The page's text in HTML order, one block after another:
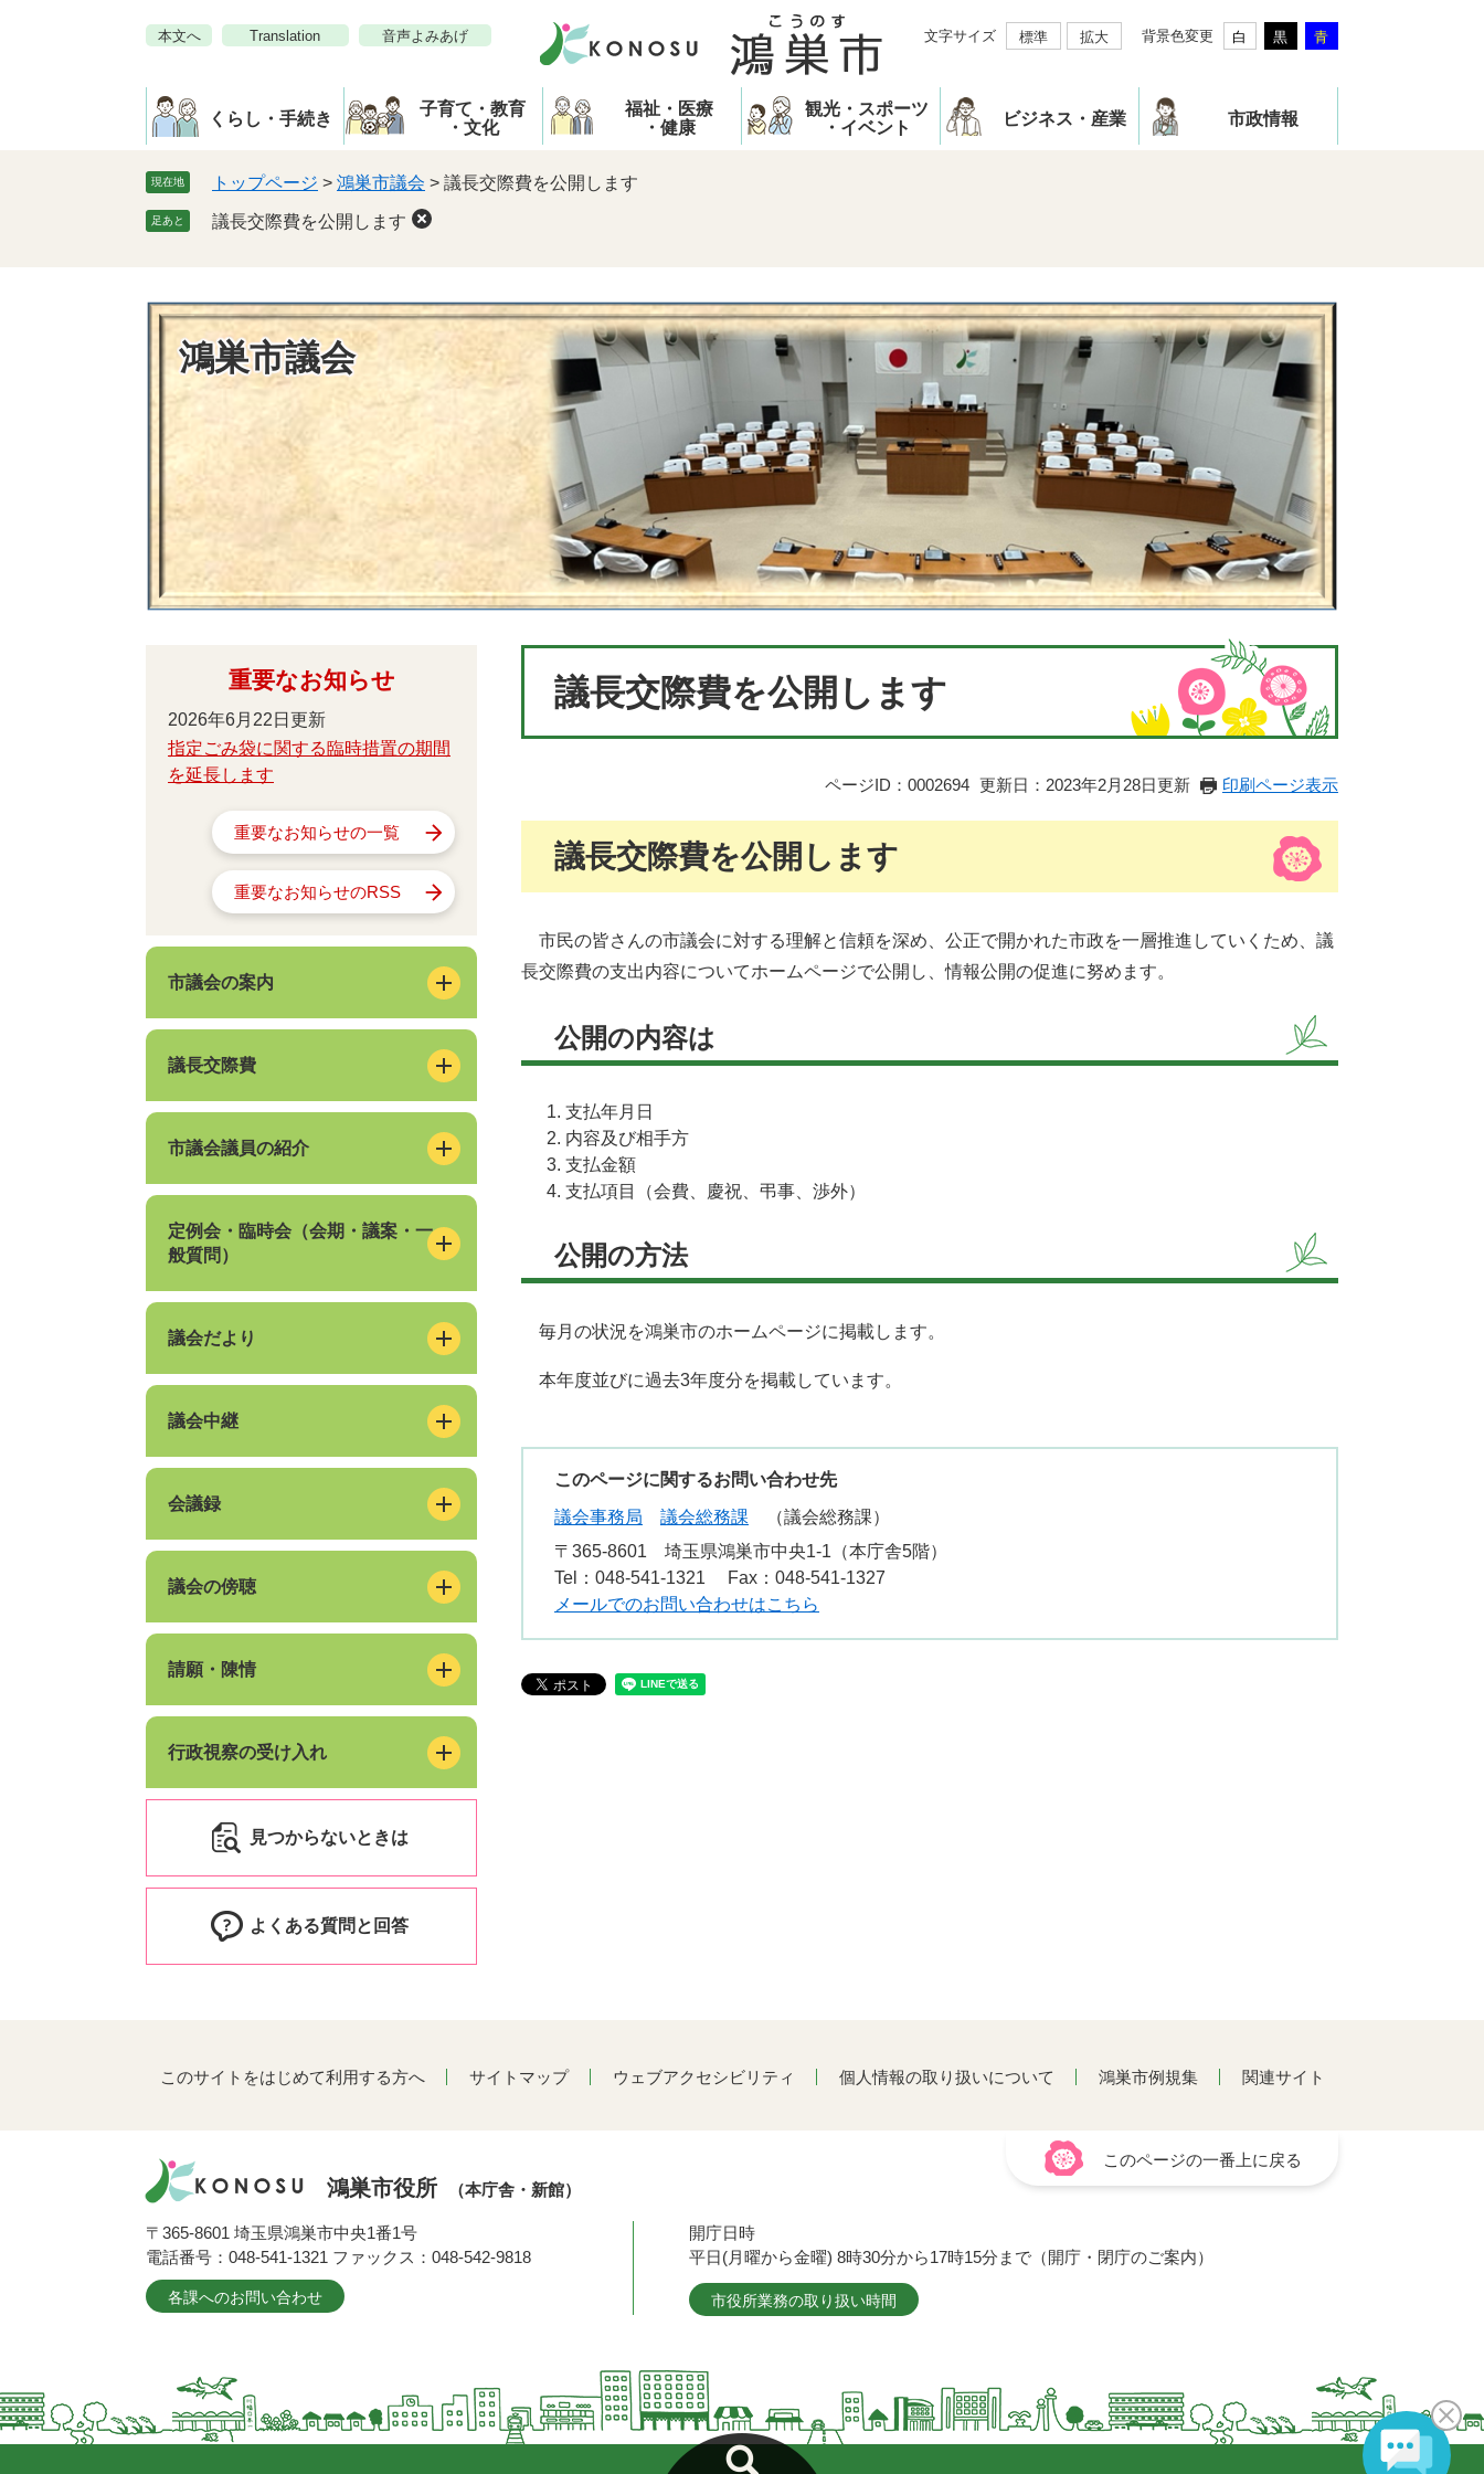
本文へ Translation 音声よみあげ 文字サイズ 標準 拡大 背景色変更 白 黒 青
くらし・手続き
子育て・教育
・文化
福祉・医療
・健康
観光・スポーツ
・イベント
ビジネス・産業 市政情報
現在地 トップページ > 鴻巣市議会 > 議長交際費を公開します
足あと 議長交際費を公開します
鴻巣市議会
議長交際費を公開します
ページID：0002694 更新日：2023年2月28日更新 印刷ページ表示
議長交際費を公開します
市民の皆さんの市議会に対する理解と信頼を深め、公正で開かれた市政を一層推進していくため、議
長交際費の支出内容についてホームページで公開し、情報公開の促進に努めます。
公開の内容は
支払年月日
内容及び相手方
支払金額
支払項目（会費、慶祝、弔事、渉外）
公開の方法
毎月の状況を鴻巣市のホームページに掲載します。
本年度並びに過去3年度分を掲載しています。
このページに関するお問い合わせ先
議会事務局
議会総務課
議会総務課
〒365-8601
埼玉県鴻巣市中央1-1（本庁舎5階）
Tel：048-541-1321
Fax：048-541-1327
メールでのお問い合わせはこちら
重要なお知らせ
2026年6月22日更新
指定ごみ袋に関する臨時措置の期間
を延長します
重要なお知らせの一覧
重要なお知らせのRSS
市議会の案内
議長交際費
市議会議員の紹介
定例会・臨時会（会期・議案・一
般質問）
議会だより
議会中継
会議録
議会の傍聴
請願・陳情
行政視察の受け入れ
見つからないときは
よくある質問と回答
このサイトをはじめて利用する方へ サイトマップ ウェブアクセシビリティ 個人情報の取り扱いについて 鴻巣市例規集 関連サイト
このページの一番上に戻る
鴻巣市役所 （本庁舎・新館）
〒365-8601 埼玉県鴻巣市中央1番1号
電話番号：048-541-1321 ファックス：048-542-9818
各課へのお問い合わせ
開庁日時
平日(月曜から金曜) 8時30分から17時15分まで（開庁・閉庁のご案内）
市役所業務の取り扱い時間